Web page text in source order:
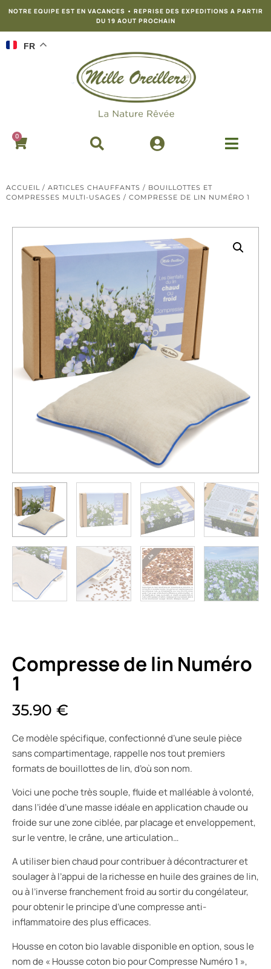
NOTRE EQUIPE EST EN VACANCES • REPRISE DES EXPEDITIONS A PARTIR
DU 19 AOUT PROCHAIN
FR
0
ACCUEIL / ARTICLES CHAUFFANTS / BOUILLOTTES ET
COMPRESSES MULTI-USAGES / COMPRESSE DE LIN NUMÉRO 1
Compresse de lin Numéro
1
35.90 €
Ce modèle spécifique, confectionné d’une seule pièce
sans compartimentage, rappelle nos tout premiers
formats de bouillottes de lin, d’où son nom.
Voici une poche très souple, fluide et malléable à volonté,
dans l’idée d’une masse idéale en application chaude ou
froide sur une zone ciblée, par placage et enveloppement,
sur le ventre, le crâne, une articulation…
A utiliser bien chaud pour contribuer à décontracturer et
soulager à l’appui de la richesse en huile des graines de lin,
ou à l’inverse franchement froid au sortir du congélateur,
pour obtenir le principe d’une compresse anti-
inflammatoire des plus efficaces.
Housse en coton bio lavable disponible en option, sous le
nom de « Housse coton bio pour Compresse Numéro 1 »,